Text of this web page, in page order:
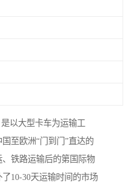
以大型卡车为运输工
至欧洲“门到门”直达的
铁路运输后的第国际物
10-30天运输时间的市场